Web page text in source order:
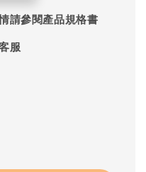
請參閱產品規格書
服